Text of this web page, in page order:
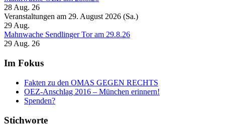
28 Aug. 26
Veranstaltungen am 29. August 2026 (Sa.)
29Aug.
Mahnwache Sendlinger Tor am 29.8.26
29 Aug. 26
Im Fokus
Fakten zu den OMAS GEGEN RECHTS
OEZ-Anschlag 2016 – München erinnern!
Spenden?
Stichworte